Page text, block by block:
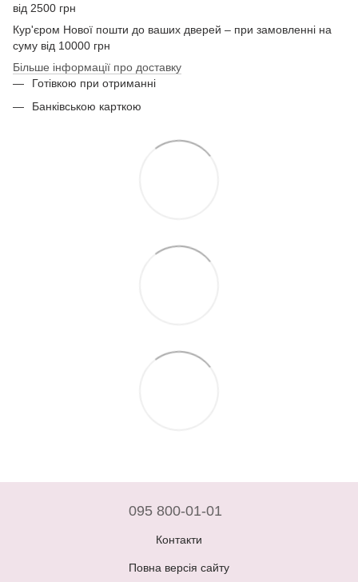
від 2500 грн
Кур'єром Нової пошти до ваших дверей – при замовленні на
суму від 10000 грн
Більше інформації про доставку
Готівкою при отриманні
Банківською карткою
095 800-01-01
Контакти
Повна версія сайту